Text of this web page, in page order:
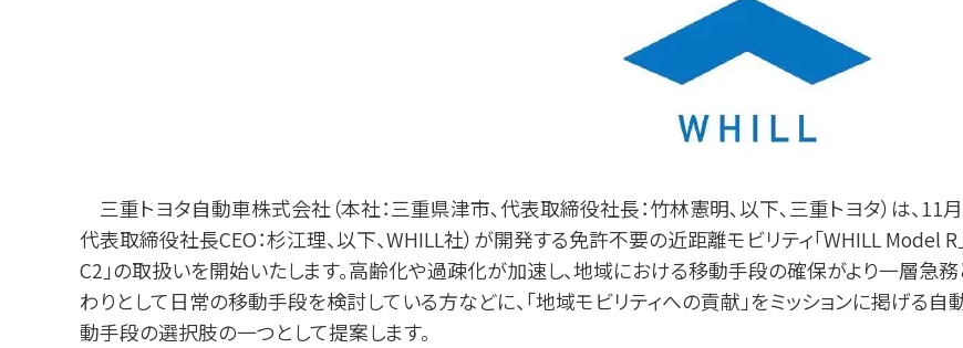
三重トヨタ⾃動⾞株式会社（本社：三重県津市､代表取締役社⻑：⽵林憲明､以下､三重トヨタ）は、11⽉
代表取締役社⻑CEO：杉江理、以下、WHILL社）が開発する免許不要の近距離モビリティ「WHILL Model R
C2」の取扱いを開始いたします。⾼齢化や過疎化が加速し、地域における移動⼿段の確保がより⼀層急
わりとして⽇常の移動⼿段を検討している⽅などに、「地域モビリティへの貢献」をミッションに掲げる
動⼿段の選択肢の⼀つとして提案します。